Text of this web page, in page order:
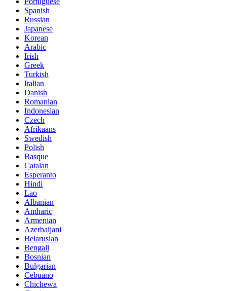
Spanish
Russian
Japanese
Korean
Arabic
Irish
Greek
Turkish
Italian
Danish
Romanian
Indonesian
Czech
Afrikaans
Swedish
Polish
Basque
Catalan
Esperanto
Hindi
Lao
Albanian
Amharic
Armenian
Azerbaijani
Belarusian
Bengali
Bosnian
Bulgarian
Cebuano
Chichewa